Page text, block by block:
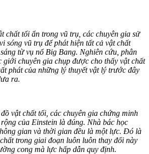
chất tối ẩn trong vũ trụ, các chuyên gia sử
sóng vũ trụ để phát hiện tất cả vật chất
từ vụ nổ Big Bang. Nghiên cứu, phân
giới chuyên gia chụp được cho thấy vật chất
phát của những lý thuyết vật lý trước đây
ra.
vật chất tối, các chuyên gia chứng minh
của Einstein là đúng. Nhà bác học
gian và thời gian đều là một lực. Đó là
trong giai đoạn luôn luôn thay đổi này
cong mà lực hấp dẫn quy định.